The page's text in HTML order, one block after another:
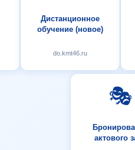
Дистанционное
обучение (новое)
do.kmt46.ru
🎭
актового